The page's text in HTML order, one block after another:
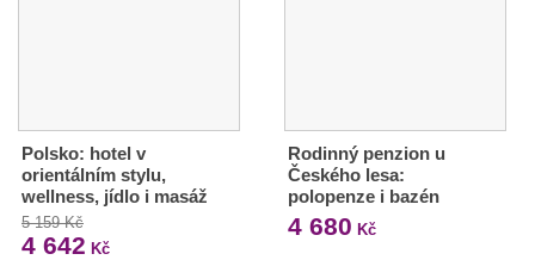
Polsko: hotel v
orientálním stylu,
wellness, jídlo i masáž
5 159 Kč
4 642 Kč
Rodinný penzion u
Českého lesa:
polopenze i bazén
4 680 Kč